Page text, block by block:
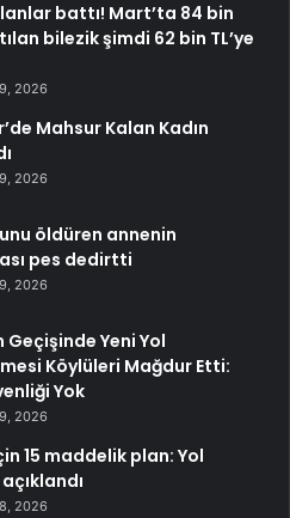
battı! Mart’ta 84 bin
bilezik şimdi 62 bin TL’ye
2026
Mahsur Kalan Kadın
2026
öldüren annenin
pes dedirtti
2026
Geçişinde Yeni Yol
Köylüleri Mağdur Etti:
Yok
2026
15 maddelik plan: Yol
2026